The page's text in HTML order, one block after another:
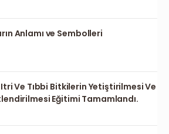
Anlamı ve Sembolleri
Ve Tıbbi Bitkilerin Yetiştirilmesi Ve
Eğitimi Tamamlandı.